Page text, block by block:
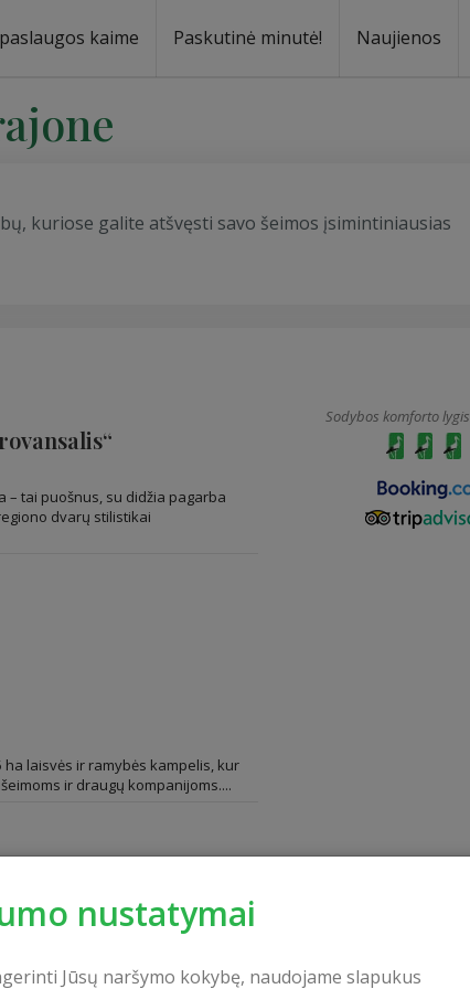
nustatymai
Jūsų naršymo kokybę, naudojame slapukus
kaime Paskutinė minutė! Naujienos
kuriose galite atšvęsti savo šeimos įsimintiniausias
– tai puošnus, su didžia pagarba
dvarų stilistikai
Sodybos komforto lygis
ha laisvės ir ramybės kampelis, kur
ir draugų kompanijoms....